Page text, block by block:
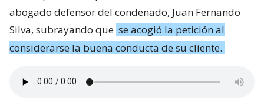
abogado defensor del condenado, Juan Fernando
Silva, subrayando que se acogió la petición al
considerarse la buena conducta de su cliente.